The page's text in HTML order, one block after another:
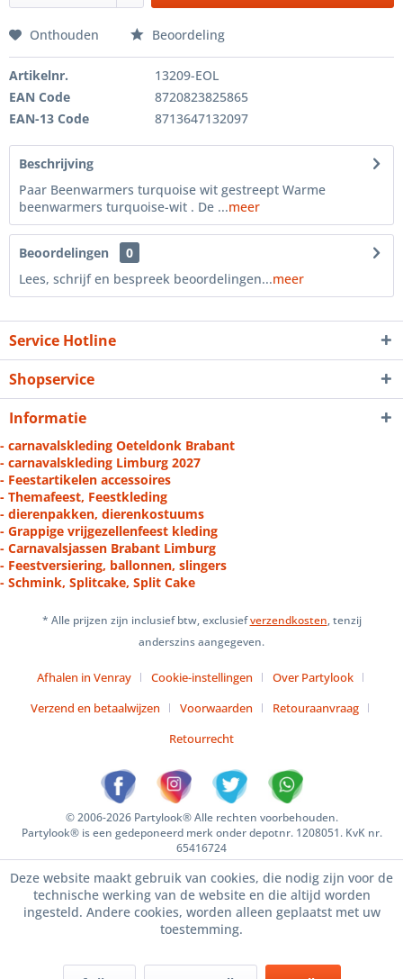
Onthouden Beoordeling
Artikelnr.
13209-EOL
EAN Code
8720823825865
EAN-13 Code
8713647132097
Beschrijving
Paar Beenwarmers turquoise wit gestreept Warme
beenwarmers turquoise-wit . De ...meer
Beoordelingen
0
Lees, schrijf en bespreek beoordelingen...meer
Service Hotline
Shopservice
Informatie
- carnavalskleding Oeteldonk Brabant
- carnavalskleding Limburg 2027
- Feestartikelen accessoires
- Themafeest, Feestkleding
- dierenpakken, dierenkostuums
- Grappige vrijgezellenfeest kleding
- Carnavalsjassen Brabant Limburg
- Feestversiering, ballonnen, slingers
- Schmink, Splitcake, Split Cake
* Alle prijzen zijn inclusief btw, exclusiefverzendkosten, tenzij
anderszins aangegeven.
Afhalen in Venray Cookie-instellingen
Over Partylook
Verzend en betaalwijzen
Voorwaarden
Retouraanvraag
Retourrecht
© 2006-2026 Partylook® Alle rechten voorbehouden.
Partylook® is een gedeponeerd merk onder depotnr. 1208051. KvK nr.
65416724
Deze website maakt gebruik van cookies, die nodig zijn voor de
technische werking van de website en die altijd worden
ingesteld. Andere cookies, worden alleen geplaatst met uw
toestemming.